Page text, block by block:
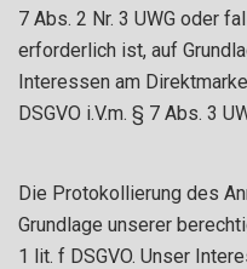
7 Abs. 2 Nr. 3 UWG oder
erforderlich ist, auf
Interessen am
DSGVO i.V.m. § 7 Abs. 3
Die Protokollierung des
Grundlage unserer
1 lit. f DSGVO. Unser